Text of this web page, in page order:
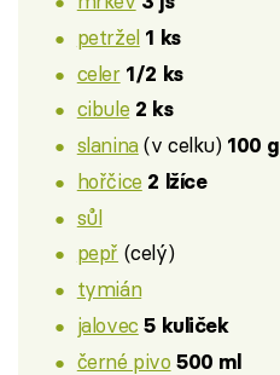
petržel 1 ks
celer 1/2 ks
cibule 2 ks
slanina(v celku) 100 g
hořčice 2 lžíce
sůl
pepř (celý)
tymián
jalovec 5 kuliček
černé pivo 500 ml